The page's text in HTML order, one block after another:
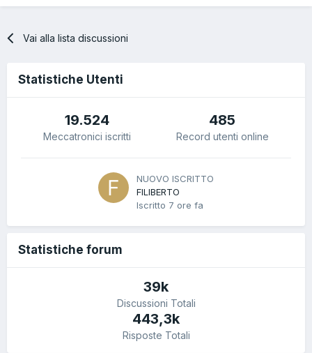
Vai alla lista discussioni
Statistiche Utenti
19.524
Meccatronici iscritti
485
Record utenti online
NUOVO ISCRITTO
FILIBERTO
Iscritto 7 ore fa
Statistiche forum
39k
Discussioni Totali
443,3k
Risposte Totali